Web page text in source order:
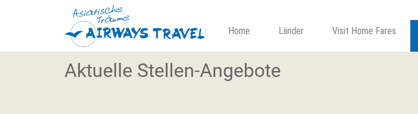
Home Länder Visit Home Fares
Aktuelle Stellen-Angebote